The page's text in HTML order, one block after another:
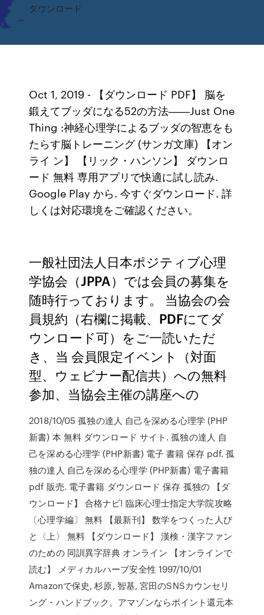
ダウンロード
Oct 1, 2019 - 【ダウンロード PDF】 脳を
鍛えてブッダになる52の方法――Just One
Thing :神経心理学によるブッダの智恵をも
たらす脳トレーニング (サンガ文庫) 【オン
ライ ン】 【リック・ハンソン】 ダウンロ
ード 無料 専用アプリで快適に試し読み.
Google Play から. 今すぐダウンロード. 詳
しくは対応環境をご確認ください。
一般社団法人日本ポジティブ心理
学協会（JPPA）では会員の募集を
随時行っております。 当協会の会
員規約（右欄に掲載、PDFにてダ
ウンロード可）をご一読いただ
き、当 会員限定イベント（対面
型、ウェビナー配信共）への無料
参加、当協会主催の講座への
2018/10/05 孤独の達人 自己を深める心理学 (PHP
新書) 本 無料 ダウンロード サイト. 孤独の達人 自
己を深める心理学 (PHP新書) 電子 書籍 保存 pdf. 孤
独の達人 自己を深める心理学 (PHP新書) 電子書籍
pdf 販売. 電子書籍 ダウンロード 保存 孤独の 【ダ
ウンロード】 合格ナビ! 臨床心理士指定大学院攻略
〔心理学編〕 無料 【最新刊】 数学をつくった人び
と〈上〉 無料 【ダウンロード】 漢検・漢字ファン
のための 同訓異字辞典 オンライン 【オンラインで
読む】 メディカルハーブ安全性 1997/10/01
Amazonで保史, 杉原, 智基, 宮田のSNSカウンセリ
ング・ハンドブック。アマゾンならポイント還元本